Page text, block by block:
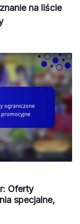
na liście
Oferty
specjalne,